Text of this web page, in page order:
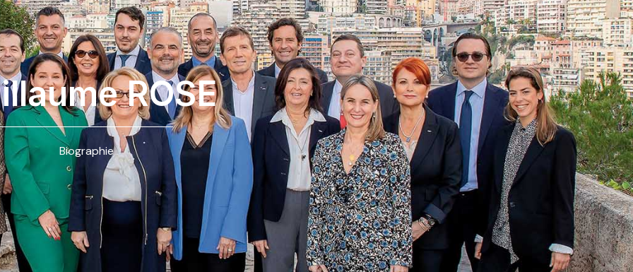
ROSE
Biographie